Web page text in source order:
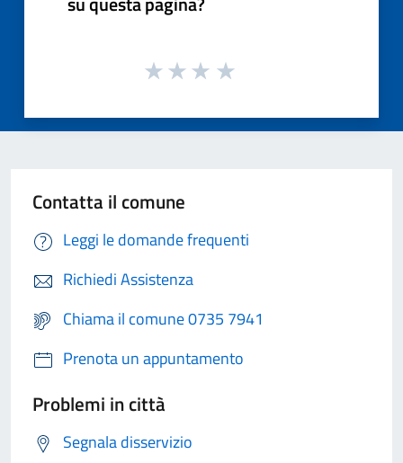
Contatta il comune
Leggi le domande frequenti
Richiedi Assistenza
Chiama il comune 0735 7941
Prenota un appuntamento
Problemi in città
Segnala disservizio